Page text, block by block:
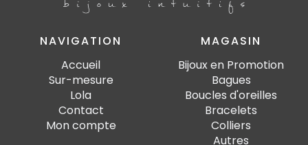
NAVIGATION
Accueil
Sur-mesure
Lola
Contact
Mon compte
MAGASIN
Bijoux en Promotion
Bagues
Boucles d'oreilles
Bracelets
Colliers
Autres